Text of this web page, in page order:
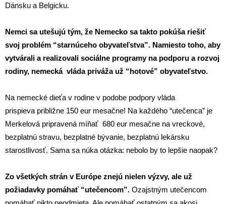
Dánsku a Belgicku.
Nemci sa utešujú tým, že Nemecko sa takto pokúša riešiť
svoj problém “starnúceho obyvateľstva”. Namiesto toho, aby
vytvárali a realizovali sociálne programy na podporu a rozvoj
rodiny, nemecká vláda priváža už “hotové” obyvateľstvo.
Na nemecké dieťa v rodine v podobe podpory vláda
prispieva približne 150 eur mesačne! Na každého “utečenca” je
Merkelová pripravená míňať 680 eur mesačne na vreckové,
bezplatnú stravu, bezplatné bývanie, bezplatnú lekársku
starostlivosť. Sama sa núka otázka: nebolo by to lepšie naopak?
Zo všetkých strán v Európe znejú nielen výzvy, ale už
požiadavky pomáhať “utečencom”. Ozajstným utečencom